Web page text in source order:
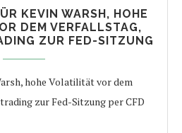
KEVIN WARSH, HOHE
DEM VERFALLSTAG,
ZUR FED-SITZUNG
hohe Volatilität vor dem
zur Fed-Sitzung per CFD